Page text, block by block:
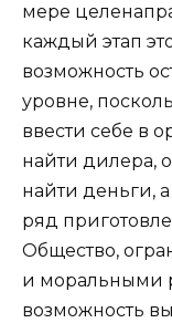
мере
каждый этап
возможность
уровне,
ввести себе в
найти дилера,
найти деньги,
ряд
Общество,
и моральными
возможность